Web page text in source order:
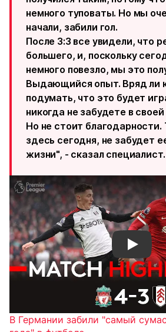
немного туповаты. Но мы
начали, забили гол.
После 3:3 все увидели, что
большего, и, поскольку
немного повезло, мы это
Выдающийся опыт. Вряд ли
подумать, что это будет
никогда не забудете в
Но не стоит благодарности.
здесь сегодня, не забудет
жизни", - сказал специалист.
В Германии забили "самый